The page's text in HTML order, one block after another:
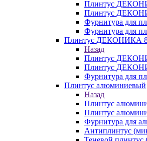
Плинтус
Плинтус
Фурнитура для
Фурнитура для
Плинтус ДЕКОНИКА
Назад
Плинтус
Плинтус
Фурнитура для
Плинтус алюминиевый
Назад
Плинтус
Плинтус
Фурнитура для
Антиплинтус